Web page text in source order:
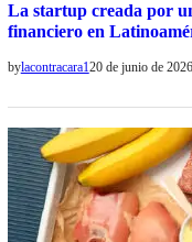
La startup creada por
financiero en
bylacontracara120 de junio de 2026